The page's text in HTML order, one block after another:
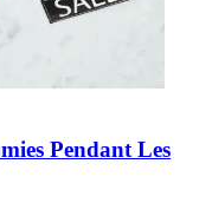
Pendant Les